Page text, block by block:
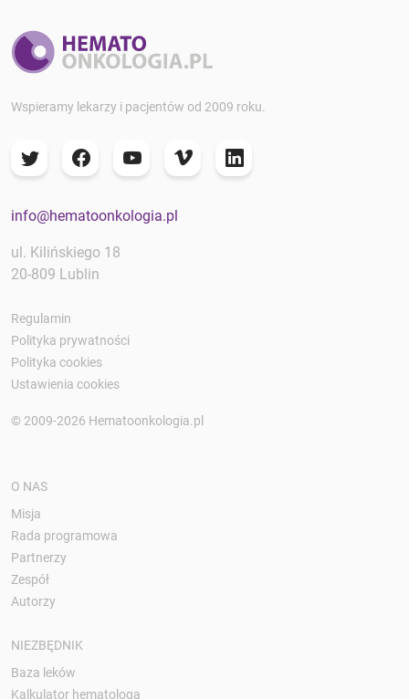
Wspieramy lekarzy i pacjentów od 2009 roku.
info@hematoonkologia.pl
ul. Kilińskiego 18
20-809 Lublin
Regulamin
Polityka prywatności
Polityka cookies
Ustawienia cookies
© 2009-2026 Hematoonkologia.pl
O NAS
Misja
Rada programowa
Partnerzy
Zespół
Autorzy
NIEZBĘDNIK
Baza leków
Kalkulator hematologa